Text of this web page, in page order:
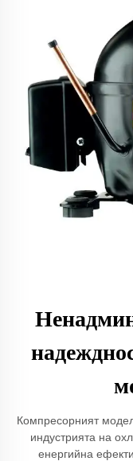
Компресорният
индустрията на
енергийна